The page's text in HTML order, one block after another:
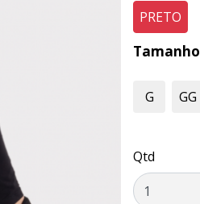
PRETO
Tamanho
G GG
Qtd